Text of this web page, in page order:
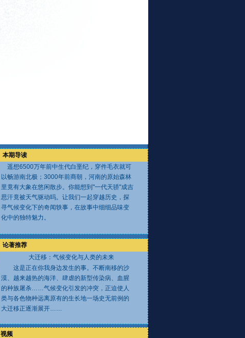
本期导读
遥想6500万年前中生代白垩纪，穿件毛衣就可
以畅游南北极；3000年前商朝，河南的原始森林
里竟有大象在悠闲散步。你能想到"一代天骄"成吉
思汗竟被天气驱动吗。让我们一起穿越历史，探
寻气候变化下的奇闻轶事，在故事中细细品味变
化中的独特魅力。
论著推荐
大迁移：气候变化与人类的未来
这是正在你我身边发生的事。不断南移的沙
漠、越来越热的海洋、肆虐的新型传染病、血腥
的种族屠杀……气候变化引发的冲突，正迫使人
类与各色物种远离原有的生长地一场史无前例的
大迁移正逐渐展开……
视频